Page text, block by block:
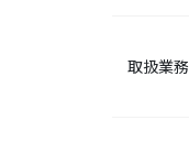
取扱業務